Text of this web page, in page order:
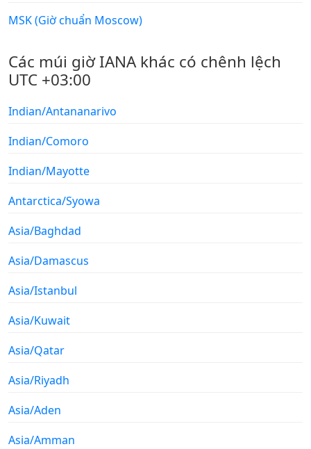
MSK (Giờ chuẩn Moscow)
Các múi giờ IANA khác có chênh lệch
UTC +03:00
Indian/Antananarivo
Indian/Comoro
Indian/Mayotte
Antarctica/Syowa
Asia/Baghdad
Asia/Damascus
Asia/Istanbul
Asia/Kuwait
Asia/Qatar
Asia/Riyadh
Asia/Aden
Asia/Amman